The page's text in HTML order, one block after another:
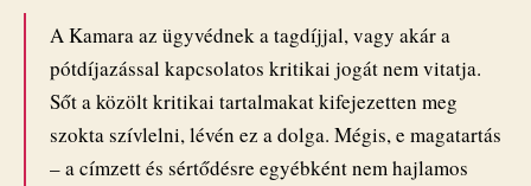
A Kamara az ügyvédnek a tagdíjjal, vagy akár a
pótdíjazással kapcsolatos kritikai jogát nem vitatja.
Sőt a közölt kritikai tartalmakat kifejezetten meg
szokta szívlelni, lévén ez a dolga. Mégis, e magatartás
– a címzett és sértődésre egyébként nem hajlamos